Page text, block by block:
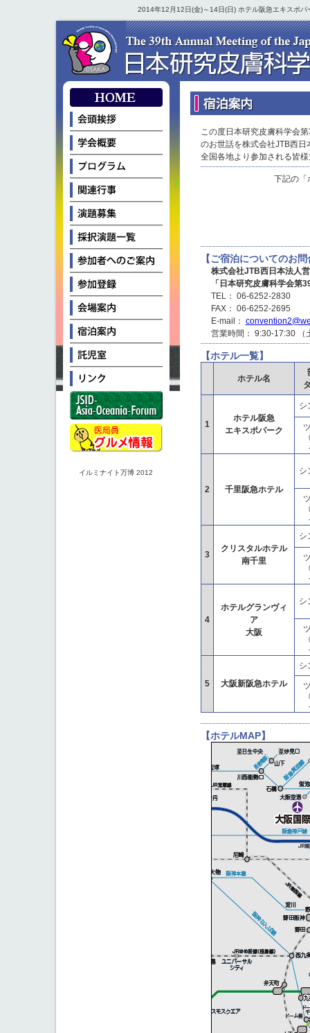
2014年12月12日(金)～14日(日) ホテル阪急エキスポ
イルミナイト万博 2012
この度日本研究皮膚科学会
のお世話を株式会社JTB西
全国各地より参加される皆
下記の「
【ご宿泊についてのお
株式会社JTB西日本法人
「日本研究皮膚科学会第
TEL： 06-6252-2830
FAX： 06-6252-2695
E-mail：
営業時間： 9:30-17:30 （
【ホテル一覧】
ホテル名
1
ホテル阪急
エキスポパーク
シ
2 千里阪急ホテル
シ
3
クリスタルホテル
南千里
シ
4
ホテルグランヴィ
ア
大阪
シ
5 大阪新阪急ホテル
シ
【ホテルMAP】